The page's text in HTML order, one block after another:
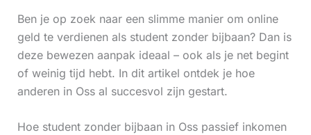
Ben je op zoek naar een slimme manier om online
geld te verdienen als student zonder bijbaan? Dan is
deze bewezen aanpak ideaal – ook als je net begint
of weinig tijd hebt. In dit artikel ontdek je hoe
anderen in Oss al succesvol zijn gestart.
Hoe student zonder bijbaan in Oss passief inkomen